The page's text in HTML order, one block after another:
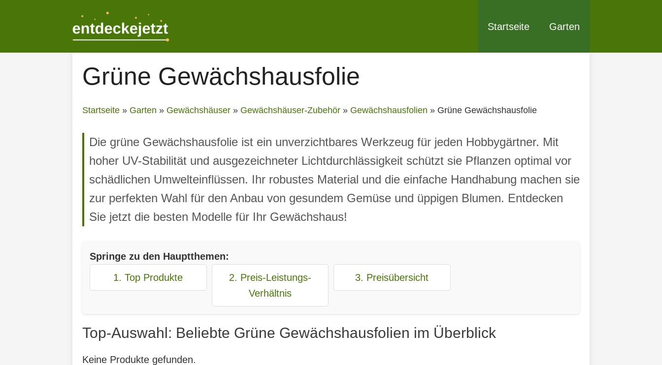
Startseite Garten
Grüne Gewächshausfolie
Startseite » Garten » Gewächshäuser » Gewächshäuser-Zubehör » Gewächshausfolien » Grüne Gewächshausfolie
Die grüne Gewächshausfolie ist ein unverzichtbares Werkzeug für jeden Hobbygärtner. Mit
hoher UV-Stabilität und ausgezeichneter Lichtdurchlässigkeit schützt sie Pflanzen optimal vor
schädlichen Umwelteinflüssen. Ihr robustes Material und die einfache Handhabung machen sie
zur perfekten Wahl für den Anbau von gesundem Gemüse und üppigen Blumen. Entdecken
Sie jetzt die besten Modelle für Ihr Gewächshaus!
Springe zu den Hauptthemen:
1. Top Produkte
2. Preis-Leistungs-
Verhältnis
3. Preisübersicht
Top-Auswahl: Beliebte Grüne Gewächshausfolien im Überblick
Keine Produkte gefunden.